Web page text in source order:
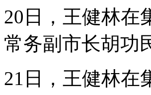
20日，王健林在
常务副市长胡功
21日，王健林在